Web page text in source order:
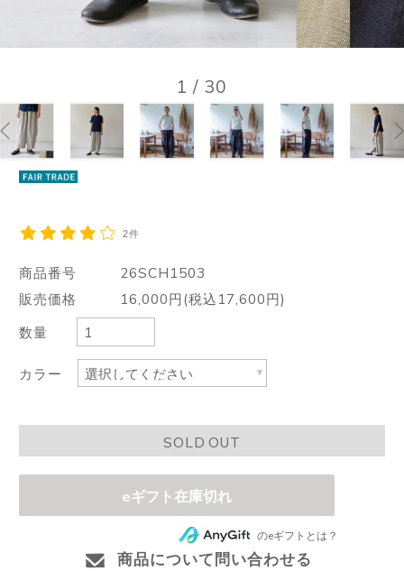
1 / 30
2件
商品番号
26SCH1503
販売価格
16,000円(税込17,600円)
数量
カラー
SOLD OUT
eギフト在庫切れ
のeギフトとは？
商品について問い合わせる